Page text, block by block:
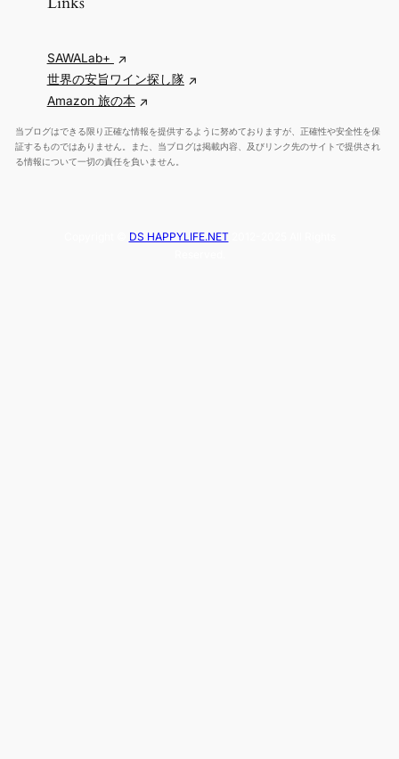
SAWALab+
世界の安旨ワイン探し隊
Amazon 旅の本
当ブログはできる限り正確な情報を提供するように努めておりますが、正確性や安全性を保
証するものではありません。また、当ブログは掲載内容、及びリンク先のサイトで提供され
る情報について一切の責任を負いません。
DS HAPPYLIFE.NET2012-2025 All Rights